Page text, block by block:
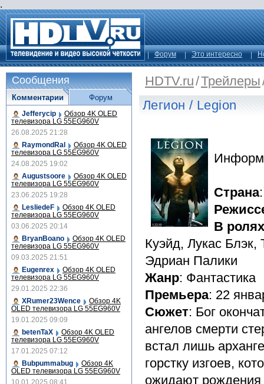
.
Форум Это интересно
HDTV.ru/Трейлеры
Легион / Legion
Страна
В ролях
Куэйд, Лукас Блэк,
Эдриан Палики
Жанр: Фантастика
Премьера: 22
Сюжет: Бог
ангелов смерти
встал лишь
горстку изгоев,
ожидают
Сообщения
Комментарии
Jefferycip Обзор 4K OLED
телевизора LG 55EG960V
26.08.2025 21:28
RaymondRal
Обзор 4K OLED
телевизора LG 55EG960V
24.08.2025 19:02
Augustsoore
Обзор 4K OLED
телевизора LG 55EG960V
23.06.2025 19:28
LesliedeF
Обзор 4K OLED
телевизора LG 55EG960V
03.06.2025 20:14
BryanBoano
Обзор 4K OLED
телевизора LG 55EG960V
09.03.2025 21:51
Eugenrex
Обзор 4K OLED
телевизора LG 55EG960V
29.01.2025 22:36
XRumer23Wence
Обзор 4K
OLED телевизора LG 55EG960V
19.01.2025 09:09
betenTaX
Обзор 4K OLED
телевизора LG 55EG960V
17.01.2025 07:12
Bubpummabug
Обзор 4K
OLED телевизора LG 55EG960V
10.01.2025 08:41
Форум